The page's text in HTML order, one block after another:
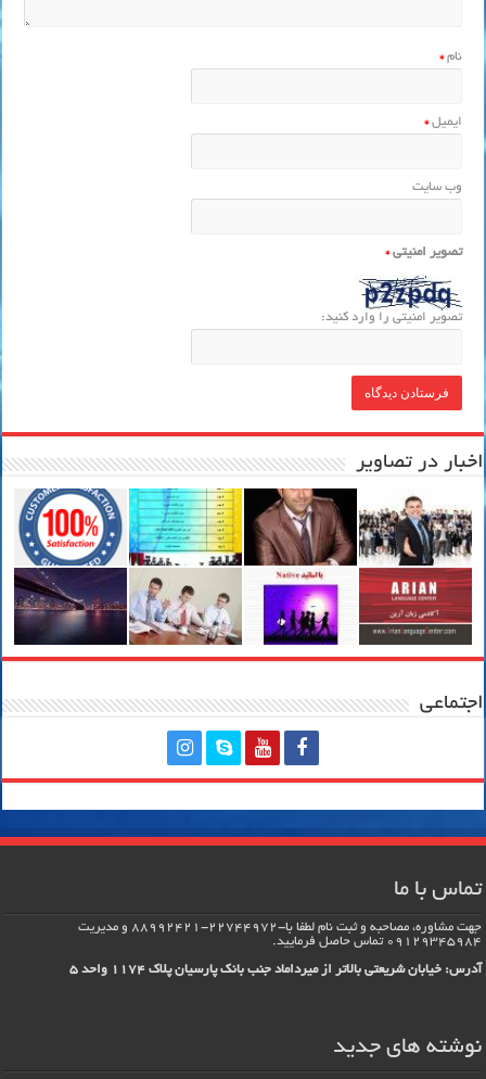
نام*
ایمیل*
وب‌ سایت
تصویر امنیتی*
تصویر امنیتی را وارد کنید:
اخبار در تصاویر
اجتماعی
تماس با ما
جهت مشاوره، مصاحبه و ثبت نام لطفا با-22744972-88992421 و مدیریت
09129345984 تماس حاصل فرماييد.
آدرس: خیابان شریعتی بالاتر از میرداماد جنب بانک پارسیان پلاک 1174 واحد 5
نوشته های جدید